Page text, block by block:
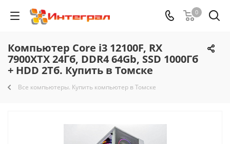
0
Компьютер Core i3 12100F, RX
7900XTX 24Гб, DDR4 64Gb, SSD 1000Гб
+ HDD 2Тб. Купить в Томске
Все компьютеры. Купить компьютер в Томске